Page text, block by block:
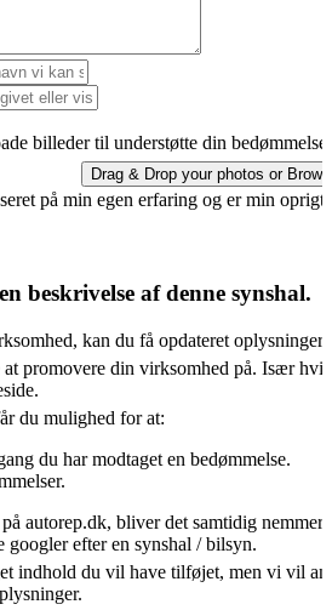
billeder til understøtte din bedømmelse.
Drag & Drop your photos or
på min egen erfaring og er min
beskrivelse af denne synshal.
kan du få opdateret
at promovere din virksomhed på. Især
du mulighed for at:
du har modtaget en bedømmelse.
autorep.dk, bliver det samtidig
efter en synshal / bilsyn.
indhold du vil have tilføjet, men vi vil